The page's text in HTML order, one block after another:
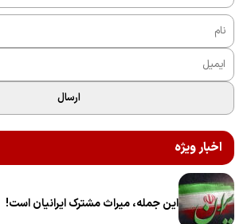
ارسال
اخبار ویژه
این جمله، میراث مشترک ایرانیان است!